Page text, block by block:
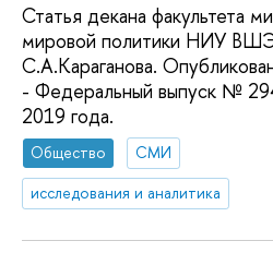
Статья декана факультета
мировой политики НИУ
С.А.Караганова.
- Федеральный выпуск №
2019 года.
Общество
СМИ
исследования и аналитика